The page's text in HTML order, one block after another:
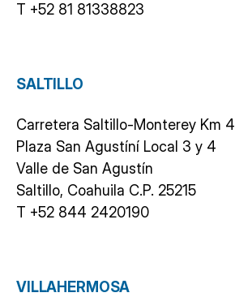
T +52 81 81338823
SALTILLO
Carretera Saltillo-Monterey Km 4
Plaza San Agustíní Local 3 y 4
Valle de San Agustín
Saltillo, Coahuila C.P. 25215
T +52 844 2420190
VILLAHERMOSA